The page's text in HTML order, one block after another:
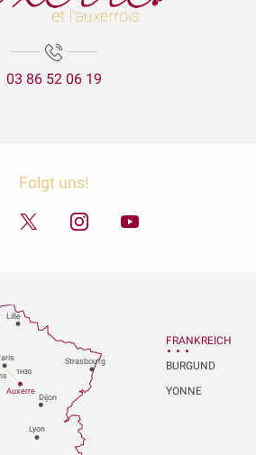
03 86 52 06 19
Folgt uns!
aris
Dijon
Lyon
Auxerre
Strasbourg
Lille
1H30
FRANKREICH
BURGUND
YONNE